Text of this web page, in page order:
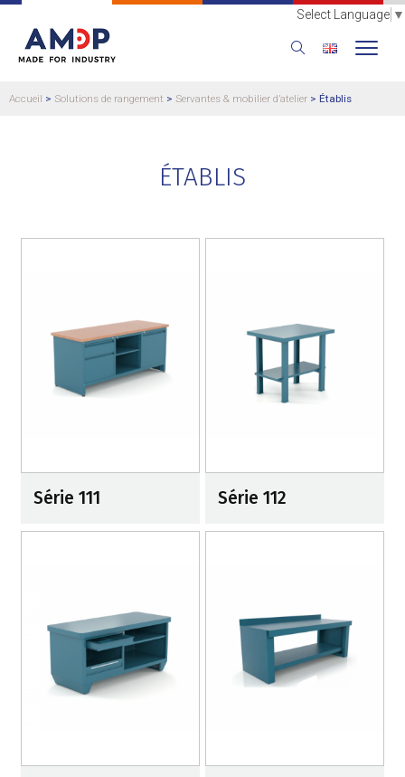
Select Language ▼
Accueil > Solutions de rangement > Servantes & mobilier d’atelier > Établis
ÉTABLIS
Série 111 Série 112